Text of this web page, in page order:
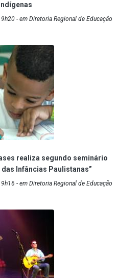
- em Diretoria Regional de Educação
realiza segundo seminário
Infâncias Paulistanas”
- em Diretoria Regional de Educação